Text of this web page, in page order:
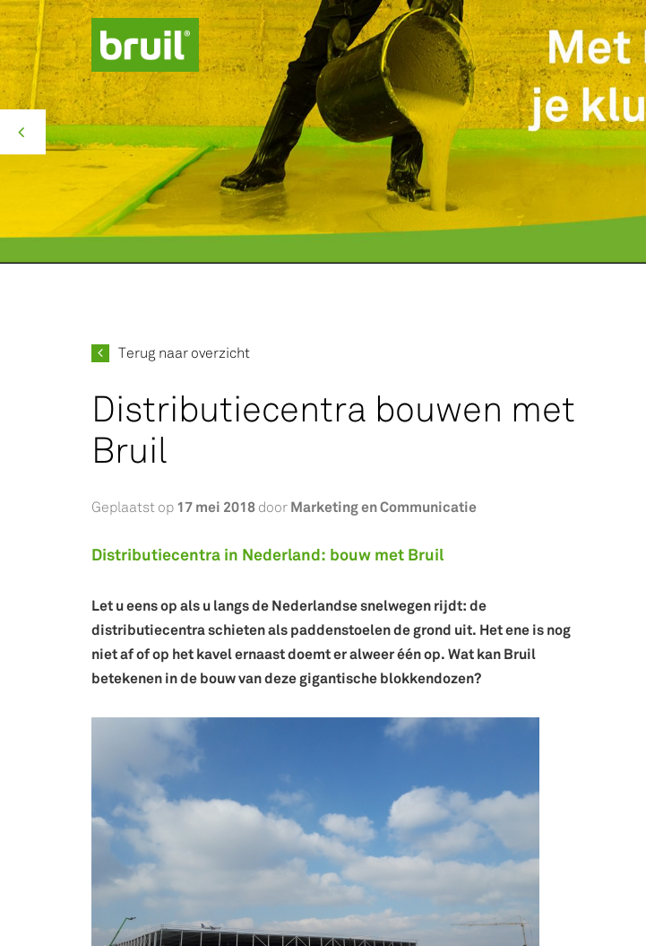
Productgroepen
Contact
Over ons
Missie Groen
Terug naar overzicht
Distributiecentra bouwen met
Bruil
Geplaatst op 17 mei 2018 door Marketing en Communicatie
Distributiecentra in Nederland: bouw met Bruil
Let u eens op als u langs de Nederlandse snelwegen rijdt: de
distributiecentra schieten als paddenstoelen de grond uit. Het ene is nog
niet af of op het kavel ernaast doemt er alweer één op. Wat kan Bruil
betekenen in de bouw van deze gigantische blokkendozen?